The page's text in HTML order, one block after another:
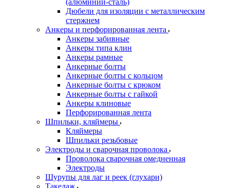
(алюминий-сталь)
Дюбели для изоляции с металлическим
стержнем
Анкеры и перфорированная лента
Анкеры забивные
Анкеры типа клин
Анкеры рамные
Анкерные болты
Анкерные болты с кольцом
Анкерные болты с крюком
Анкерные болты с гайкой
Анкеры клиновые
Перфорированная лента
Шпильки, кляймеры
Кляймеры
Шпильки резьбовые
Электроды и сварочная проволока
Проволока сварочная омедненная
Электроды
Шурупы для лаг и реек (глухари)
Такелаж